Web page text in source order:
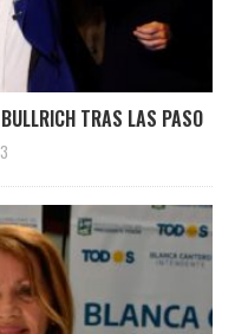
TRAS LAS PASO